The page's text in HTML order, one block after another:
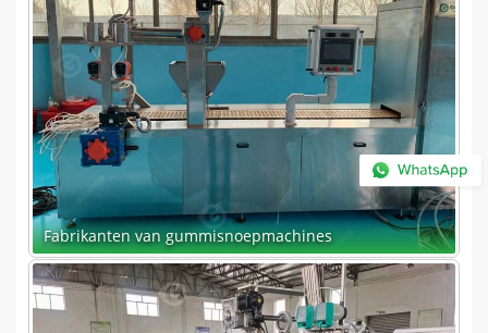
belangrijkste geleermiddel wordt gebruikt om
aan de marktvraag te voldoen, waarbij
verstijfseling en vorming van zetmeel betrokken
zijn.
Fabrikanten van gummisnoepmachines